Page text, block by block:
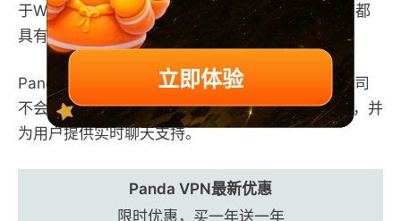
于Windows，MacOS，iOS，Android的应用程序都
具有简单的操作界面，新用户可以轻松上手。
Panda VPN允许用户同时最多连接3台设备。该公司
不会保存你的活动日志或可用于识别你身份的数据，并
为用户提供实时聊天支持。
Panda VPN最新优惠
限时优惠，买一年送一年
立即体验